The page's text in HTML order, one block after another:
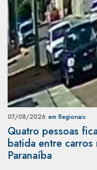
07/08/2026 em Regionais
Quatro pessoas
batida entre
Paranaíba